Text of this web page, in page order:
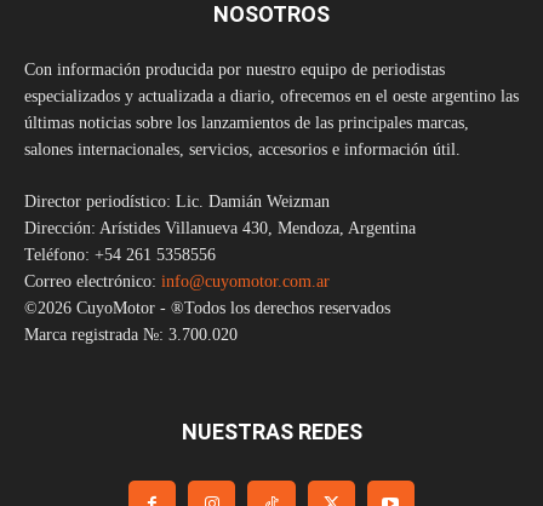
NOSOTROS
Con información producida por nuestro equipo de periodistas
especializados y actualizada a diario, ofrecemos en el oeste argentino las
últimas noticias sobre los lanzamientos de las principales marcas,
salones internacionales, servicios, accesorios e información útil.
Director periodístico: Lic. Damián Weizman
Dirección: Arístides Villanueva 430, Mendoza, Argentina
Teléfono: +54 261 5358556
Correo electrónico: info@cuyomotor.com.ar
©2026 CuyoMotor - ®Todos los derechos reservados
Marca registrada №: 3.700.020
NUESTRAS REDES